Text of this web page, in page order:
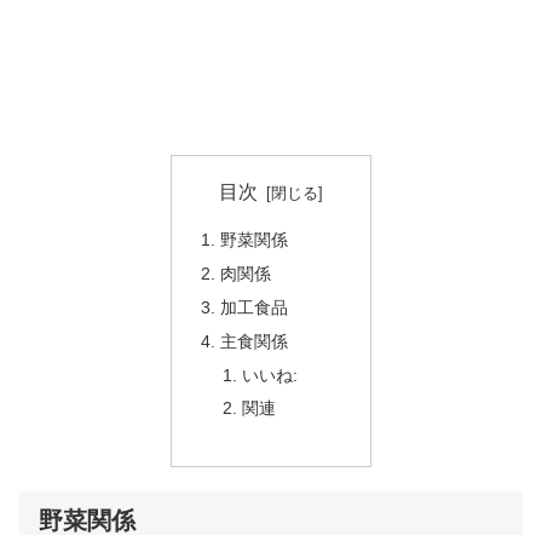
目次
野菜関係
肉関係
加工食品
主食関係
いいね:
関連
野菜関係